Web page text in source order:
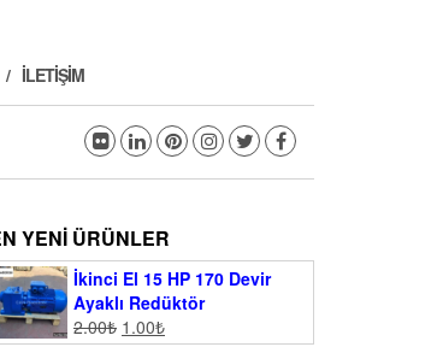
İLETIŞIM
YENI ÜRÜNLER
İkinci El 15 HP 170 Devir
Ayaklı Redüktör
2.00₺ 1.00₺